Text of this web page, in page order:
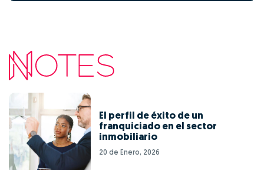
El perfil de éxito de un
franquiciado en el sector
inmobiliario
20 de Enero, 2026